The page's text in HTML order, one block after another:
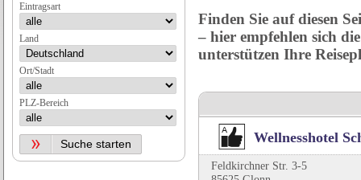
Finden Sie auf diesen
– hier empfehlen sich
unterstützen Ihre
Wellnesshotel
Feldkirchner Str. 3-5
Eintragsart
Land
Ort/Stadt
PLZ-Bereich